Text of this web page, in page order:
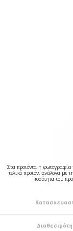
Στα προιόντα η φωτογραφία
τελικό προϊόν, ανάλογα με
ποσότητα του